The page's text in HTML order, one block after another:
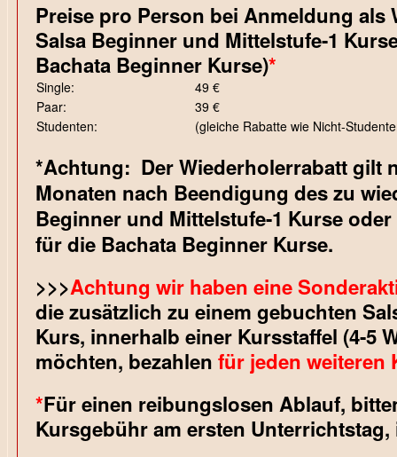
Preise pro Person bei Anmeldung als
Salsa Beginner und Mittelstufe-1
Bachata Beginner Kurse)*
Single:
49 €
Paar:
39 €
Studenten:
(gleiche Rabatte wie Nicht-
*Achtung: Der Wiederholerrabatt gilt
Monaten nach Beendigung des zu
Beginner und Mittelstufe-1 Kurse
für die Bachata Beginner Kurse.
>>>Achtung wir haben eine
die zusätzlich zu einem gebuchten
Kurs, innerhalb einer Kursstaffel (4-5
möchten, bezahlen für jeden weiteren
*Für einen reibungslosen Ablauf,
Kursgebühr am ersten